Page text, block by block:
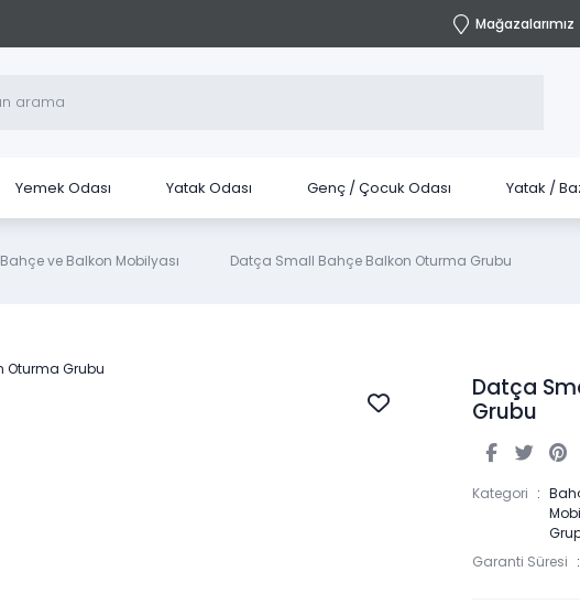
Mağazalarımız
Yemek Odası Yatak Odası Genç / Çocuk Odası Yatak /
Bahçe ve Balkon Mobilyası Datça Small Bahçe Balkon Oturma Grubu
Datça
Grubu
Kategori
Garanti Süresi